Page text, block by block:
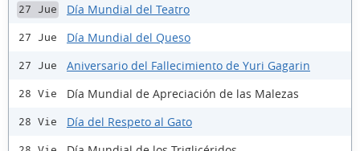
27 Jue Día Mundial del Teatro
27 Jue Día Mundial del Queso
27 Jue Aniversario del Fallecimiento de Yuri Gagarin
28 Vie Día Mundial de Apreciación de las Malezas
28 Vie Día del Respeto al Gato